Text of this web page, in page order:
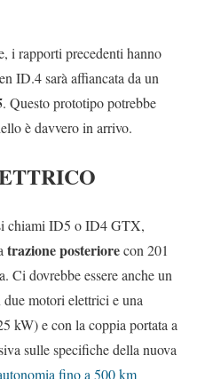
i rapporti precedenti hanno
ID.4 sarà affiancata da un
. Questo prototipo potrebbe
è davvero in arrivo.
chiami ID5 o ID4 GTX,
trazione posteriorecon 201
dovrebbe essere anche un
due motori elettrici e una
kW) e con la coppia portata a
sulle specifiche della nuova
fino a 500 km